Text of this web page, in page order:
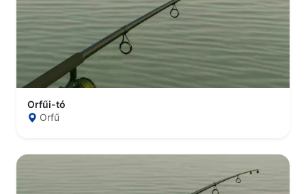
Orfűi-tó
Orfű